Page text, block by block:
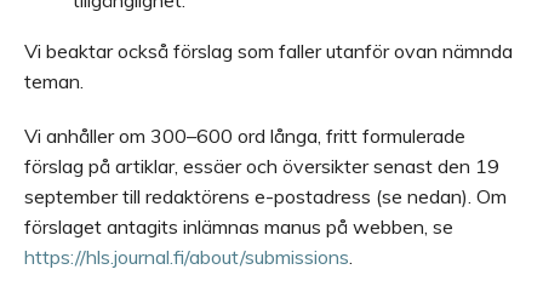
Vi beaktar också förslag som faller utanför ovan nämnda
teman.
Vi anhåller om 300–600 ord långa, fritt formulerade
förslag på artiklar, essäer och översikter senast den 19
september till redaktörens e-postadress (se nedan). Om
förslaget antagits inlämnas manus på webben, se
https://hls.journal.fi/about/submissions.